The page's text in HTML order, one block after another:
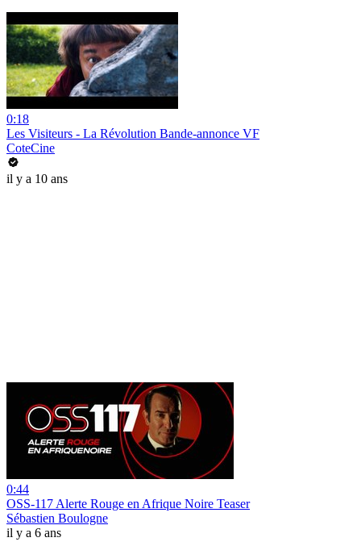
0:18
Les Visiteurs - La Révolution Bande-annonce VF
CoteCine
il y a 10 ans
0:44
OSS-117 Alerte Rouge en Afrique Noire Teaser
Sébastien Boulogne
il y a 6 ans